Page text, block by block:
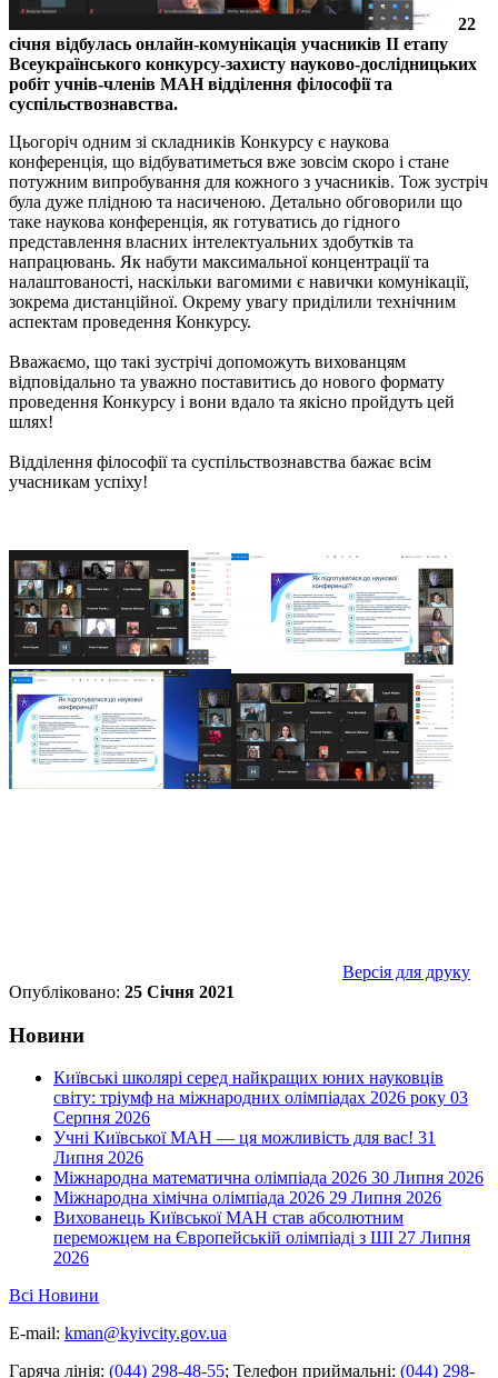
22
січня відбулась онлайн-комунікація учасників ІІ етапу
Всеукраїнського конкурсу-захисту науково-дослідницьких
робіт учнів-членів МАН відділення філософії та
суспільствознавства.
Цьогоріч одним зі складників Конкурсу є наукова
конференція, що відбуватиметься вже зовсім скоро і стане
потужним випробування для кожного з учасників. Тож зустріч
була дуже плідною та насиченою. Детально обговорили що
таке наукова конференція, як готуватись до гідного
представлення власних інтелектуальних здобутків та
напрацювань. Як набути максимальної концентрації та
налаштованості, наскільки вагомими є навички комунікації,
зокрема дистанційної. Окрему увагу приділили технічним
аспектам проведення Конкурсу.
Вважаємо, що такі зустрічі допоможуть вихованцям
відповідально та уважно поставитись до нового формату
проведення Конкурсу і вони вдало та якісно пройдуть цей
шлях!
Відділення філософії та суспільствознавства бажає всім
учасникам успіху!
Версія для друку
Опубліковано: 25 Січня 2021
Новини
Київські школярі серед найкращих юних науковців
світу: тріумф на міжнародних олімпіадах 2026 року 03
Серпня 2026
Учні Київської МАН — ця можливість для вас! 31
Липня 2026
Міжнародна математична олімпіада 2026 30 Липня 2026
Міжнародна хімічна олімпіада 2026 29 Липня 2026
Вихованець Київської МАН став абсолютним
переможцем на Європейській олімпіаді з ШІ 27 Липня
2026
Всі Новини
E-mail: kman@kyivcity.gov.ua
Гаряча лінія: (044) 298-48-55; Телефон приймальні: (044) 298-